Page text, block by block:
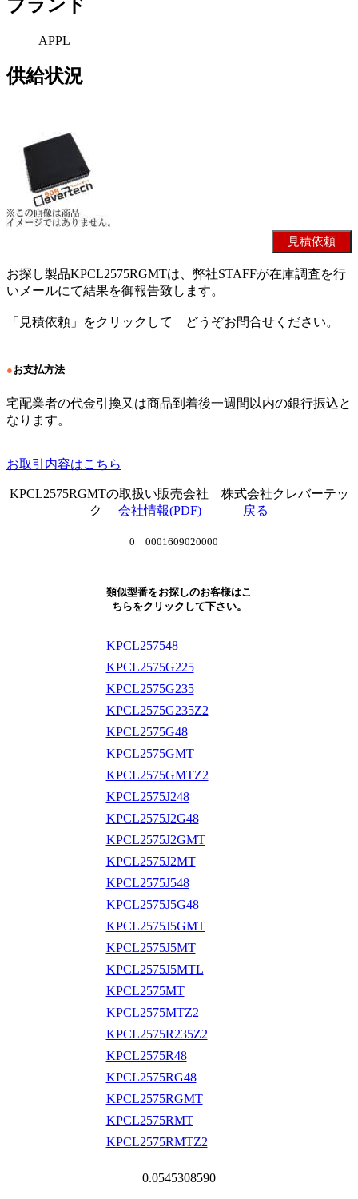
ブランド
APPL
供給状況
お探し製品KPCL2575RGMTは、弊社STAFFが在庫調査を行
いメールにて結果を御報告致します。
「見積依頼」をクリックして どうぞお問合せください。
●お支払方法
宅配業者の代金引換又は商品到着後一週間以内の銀行振込と
なります。
お取引内容はこちら
KPCL2575RGMTの取扱い販売会社 株式会社クレバーテッ
ク 会社情報(PDF) 戻る
0 0001609020000
類似型番をお探しのお客様はこ
ちらをクリックして下さい。
KPCL257548
KPCL2575G225
KPCL2575G235
KPCL2575G235Z2
KPCL2575G48
KPCL2575GMT
KPCL2575GMTZ2
KPCL2575J248
KPCL2575J2G48
KPCL2575J2GMT
KPCL2575J2MT
KPCL2575J548
KPCL2575J5G48
KPCL2575J5GMT
KPCL2575J5MT
KPCL2575J5MTL
KPCL2575MT
KPCL2575MTZ2
KPCL2575R235Z2
KPCL2575R48
KPCL2575RG48
KPCL2575RGMT
KPCL2575RMT
KPCL2575RMTZ2
0.0545308590